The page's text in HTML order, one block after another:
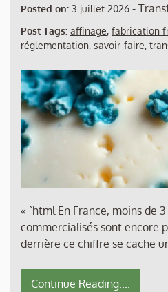
Posted on: 3 juillet 2026 -
Post Tags: affinage, fabrication
réglementation, savoir-faire,
« `html En France, moins de
commercialisés sont encore
derrière ce chiffre se cache
Continue Reading....